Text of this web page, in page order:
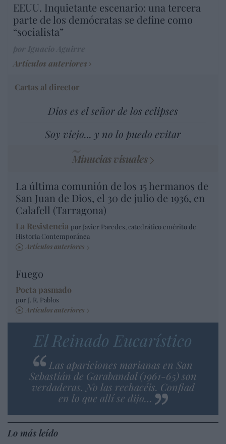
EEUU. Inquietante escenario: una tercera
parte de los demócratas se define como
“socialista”
Artículos anteriores
Cartas al director
Dios es el señor de los eclipses
Soy viejo... y no lo puedo evitar
Minucias visuales
La última comunión de los 15 hermanos de
San Juan de Dios, el 30 de julio de 1936, en
Calafell (Tarragona)
La Resistencia por Javier Paredes, catedrático emérito de
Historia Contemporánea
Artículos anteriores
Fuego
Poeta pasmado
por J. R. Pablos
Artículos anteriores
El Reinado Eucarístico
Las apariciones marianas en San
Sebastián de Garabandal (1961-65) son
verdaderas. No las rechacéis. Confiad
en lo que allí se dijo…
Lo más leído